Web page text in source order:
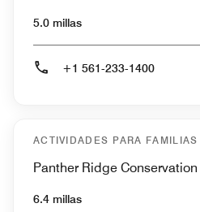
5.0 millas
+1 561-233-1400
ACTIVIDADES PARA FAMILIAS
Panther Ridge
6.4 millas